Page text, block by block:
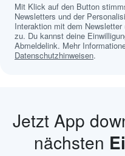
Mit Klick auf den Button
Newsletters und der
Interaktion mit dem
zu. Du kannst deine
Abmeldelink. Mehr
Datenschutzhinweisen.
Jetzt App
nächsten